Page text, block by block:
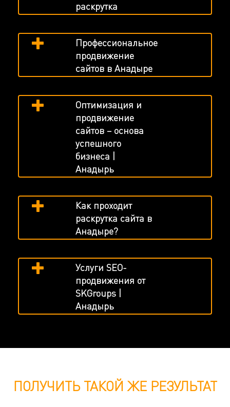
раскрутка
Профессиональное
продвижение
сайтов в Анадыре
Оптимизация и
продвижение
сайтов – основа
успешного
бизнеса |
Анадырь
Как проходит
раскрутка сайта в
Анадыре?
Услуги SEO-
продвижения от
SKGroups |
Анадырь
ПОЛУЧИТЬ ТАКОЙ ЖЕ РЕЗУЛЬТАТ